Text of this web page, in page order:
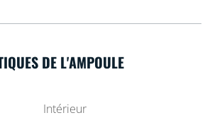
DE L'AMPOULE
Intérieur